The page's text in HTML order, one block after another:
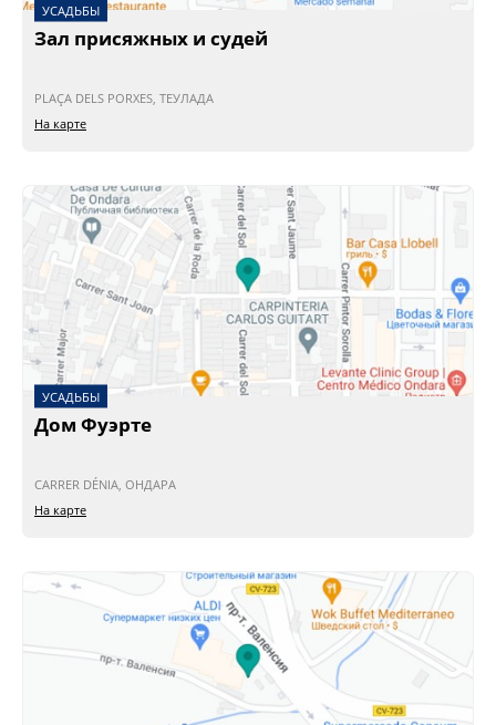
УСАДЬБЫ
Зал присяжных и судей
PLAÇA DELS PORXES, ТЕУЛАДА
На карте
УСАДЬБЫ
Дом Фуэрте
CARRER DÉNIA, ОНДАРА
На карте